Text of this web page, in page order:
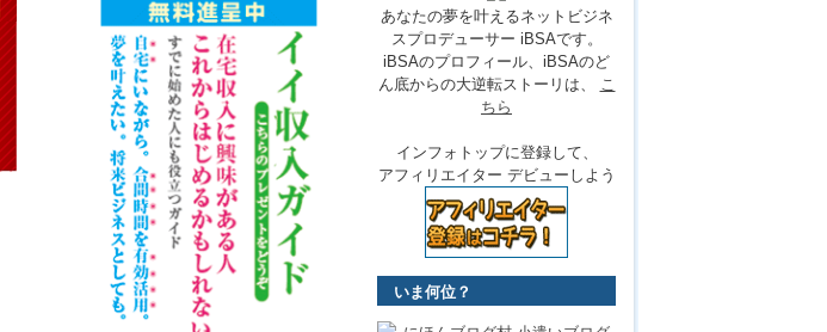
あなたの夢を叶えるネットビジネ
スプロデューサー iBSAです。
iBSAのプロフィール、iBSAのど
ん底からの大逆転ストーリは、
こ
ちら
インフォトップに登録して、
アフィリエイター デビューしよう
いま何位？